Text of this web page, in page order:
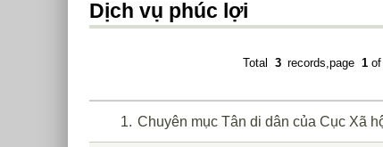
Dịch vụ phúc lợi
Total 3 records,page 1
1 Chuyên mục Tân di dân của Cục Xã